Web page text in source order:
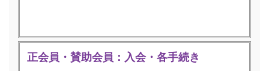
正会員・賛助会員：入会・各手続き